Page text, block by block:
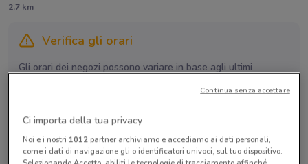
2.7 km
Verifica gli orari
Gli orari dei negozi possono variare in base agli ultimi
Chiama il negozio
Lunedì n.d.
Martedì n.d.
Mercoledì n.d.
Giovedì n.d.
Ci importa della tua privacy
Noi e i nostri 1012partner archiviamo e accediamo ai dati personali,
come i dati di navigazione gli o identificatori univoci, sul tuo dispositivo.
Continua senza accettare